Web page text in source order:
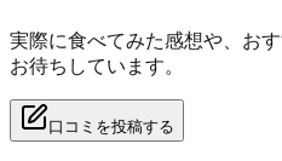
実際に食べてみた感想や、お
お待ちしています。
口コミを投稿する